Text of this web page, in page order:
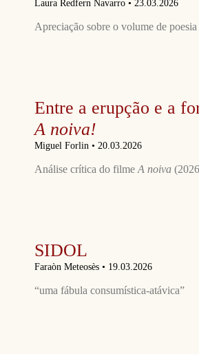
Laura Redfern Navarro 23.03.2026
Apreciação sobre o volume de
Entre a erupção e a
A noiva!
Miguel Forlin 20.03.2026
Análise crítica do filme A noiva
SIDOL
Faraòn Meteosès 19.03.2026
“uma fábula consumística-atávica”